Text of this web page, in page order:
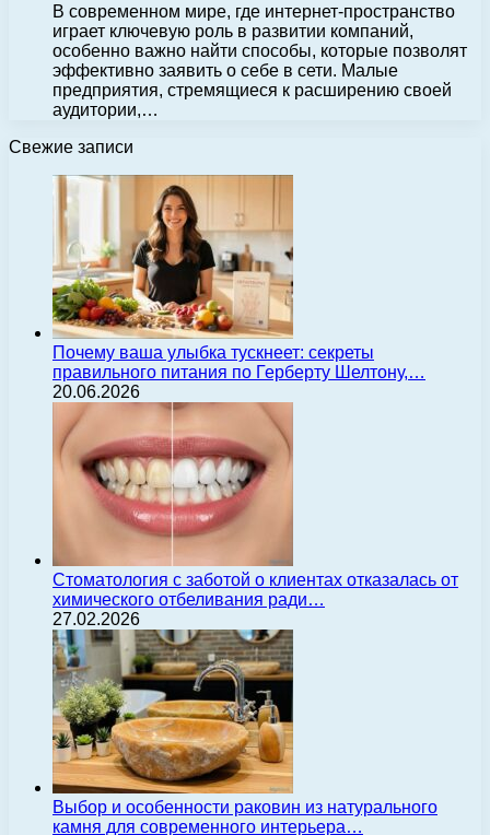
В современном мире, где интернет-пространство
играет ключевую роль в развитии компаний,
особенно важно найти способы, которые позволят
эффективно заявить о себе в сети. Малые
предприятия, стремящиеся к расширению своей
аудитории,…
Свежие записи
Почему ваша улыбка тускнеет: секреты
правильного питания по Герберту Шелтону,…
20.06.2026
Стоматология с заботой о клиентах отказалась от
химического отбеливания ради…
27.02.2026
Выбор и особенности раковин из натурального
камня для современного интерьера…